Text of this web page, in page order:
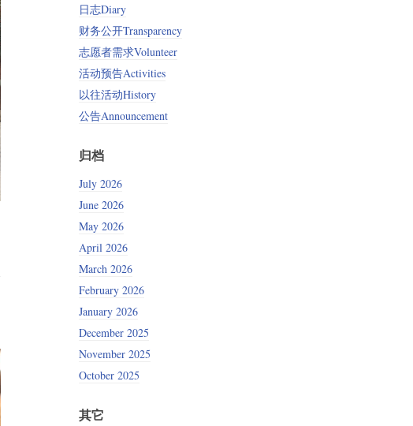
日志Diary
财务公开Transparency
志愿者需求Volunteer
活动预告Activities
以往活动History
公告Announcement
归档
July 2026
June 2026
May 2026
April 2026
March 2026
February 2026
January 2026
December 2025
November 2025
October 2025
其它